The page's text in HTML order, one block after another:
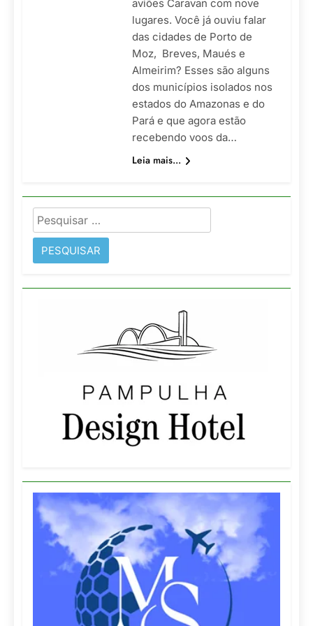
aviões Caravan com nove
lugares. Você já ouviu falar
das cidades de Porto de
Moz, Breves, Maués e
Almeirim? Esses são alguns
dos municípios isolados nos
estados do Amazonas e do
Pará e que agora estão
recebendo voos da…
Leia mais...
Pesquisar
por: